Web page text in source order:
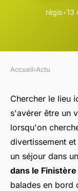
régis•13
Accueil›Actu
Chercher le lieu
s'avérer être un
lorsqu'on
divertissement
un séjour dans un
dans le
balades en bord